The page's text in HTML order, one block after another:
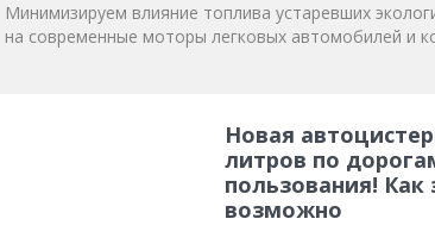
Минимизируем влияние топлива устаревших
на современные моторы легковых автомобилей и
Новая
литров по
пользования! Как
возможно